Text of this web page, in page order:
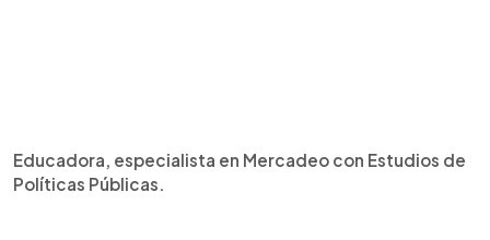
Educadora, especialista en Mercadeo con Estudios de
Políticas Públicas.